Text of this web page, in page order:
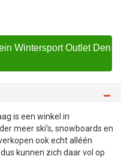
Wintersport Outlet Den
is een winkel in
meer ski’s, snowboards en
ook echt alléén
kunnen zich daar vol op